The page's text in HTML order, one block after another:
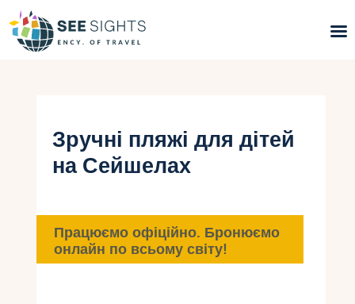
Гарячі тури
Типи Турів
Інфо
Зручні пляжі для дітей
на Сейшелах
Працюємо офіційно. Бронюємо
онлайн по всьому світу!